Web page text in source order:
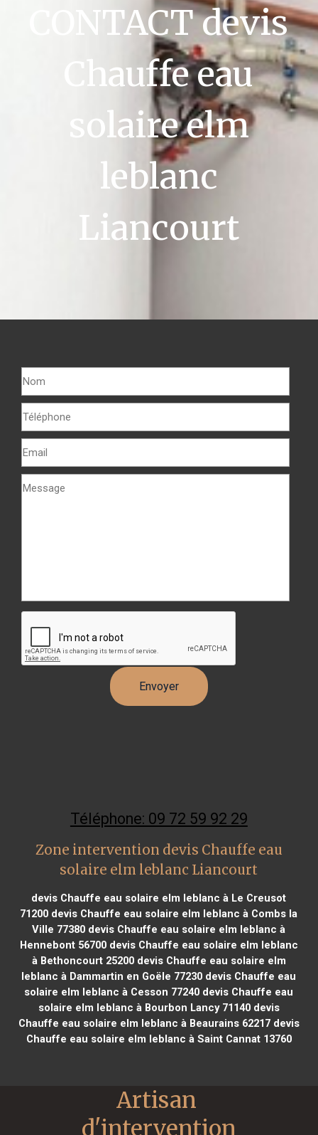
CONTACT devis
Chauffe eau
solaire elm
leblanc
Liancourt
Téléphone: 09 72 59 92 29
Zone intervention devis Chauffe eau
solaire elm leblanc Liancourt
devis Chauffe eau solaire elm leblanc à Le Creusot
71200 devis Chauffe eau solaire elm leblanc à Combs la
Ville 77380 devis Chauffe eau solaire elm leblanc à
Hennebont 56700devis Chauffe eau solaire elm leblanc
à Bethoncourt 25200devis Chauffe eau solaire elm
leblanc à Dammartin en Goële 77230 devis Chauffe eau
solaire elm leblanc à Cesson 77240 devis Chauffe eau
solaire elm leblanc à Bourbon Lancy 71140devis
Chauffe eau solaire elm leblanc à Beaurains 62217devis
Chauffe eau solaire elm leblanc à Saint Cannat 13760
Artisan
d'intervention